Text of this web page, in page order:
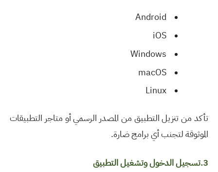
Android
iOS
Windows
macOS
Linux
تأكد من تنزيل التطبيق من المصدر الرسمي أو متاجر التطبيقات
الموثوقة لتجنب أي برامج ضارة.
3.تسجيل الدخول وتشغيل التطبيق